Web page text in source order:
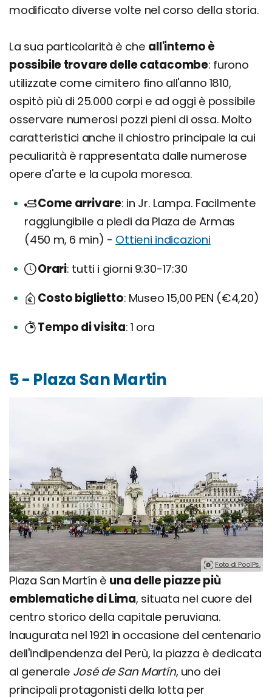
modificato diverse volte nel corso della storia.
La sua particolarità è che all'interno è
possibile trovare delle catacombe: furono
utilizzate come cimitero fino all'anno 1810,
ospitò più di 25.000 corpi e ad oggi è possibile
osservare numerosi pozzi pieni di ossa. Molto
caratteristici anche il chiostro principale la cui
peculiarità è rappresentata dalle numerose
opere d'arte e la cupola moresca.
Come arrivare in Jr. Lampa. Facilmente
raggiungibile a piedi da Plaza de Armas
(450 m, 6 min) - Ottieni indicazioni
Orari tutti i giorni 9:30-17:30
Costo biglietto Museo 15,00 PEN (€4,20)
Tempo di visita 1 ora
5 - Plaza San Martin
Foto di PoolPs.
Plaza San Martín è una delle piazze più
emblematiche di Lima, situata nel cuore del
centro storico della capitale peruviana.
Inaugurata nel 1921 in occasione del centenario
dell'indipendenza del Perù, la piazza è dedicata
al generale José de San Martín, uno dei
principali protagonisti della lotta per